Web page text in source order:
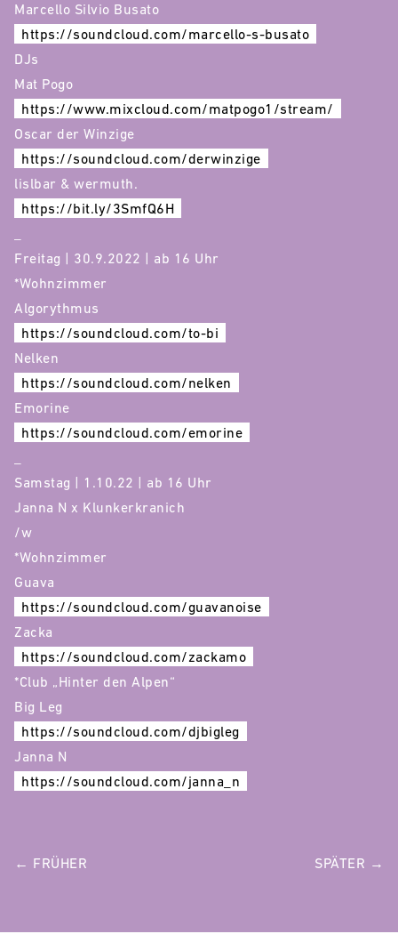
Marcello Silvio Busato
https://soundcloud.com/marcello-s-busato
DJs
Mat Pogo
https://www.mixcloud.com/matpogo1/stream/
Oscar der Winzige
https://soundcloud.com/derwinzige
lislbar & wermuth.
https://bit.ly/3SmfQ6H
Freitag | 30.9.2022 | ab 16 Uhr
*Wohnzimmer
Algorythmus
https://soundcloud.com/to-bi
Nelken
https://soundcloud.com/nelken
Emorine
https://soundcloud.com/emorine
Samstag | 1.10.22 | ab 16 Uhr
Janna N x Klunkerkranich
/w
*Wohnzimmer
Guava
https://soundcloud.com/guavanoise
Zacka
https://soundcloud.com/zackamo
*Club „Hinter den Alpen“
Big Leg
https://soundcloud.com/djbigleg
Janna N
https://soundcloud.com/janna_n
POST
← FRÜHER SPÄTER →